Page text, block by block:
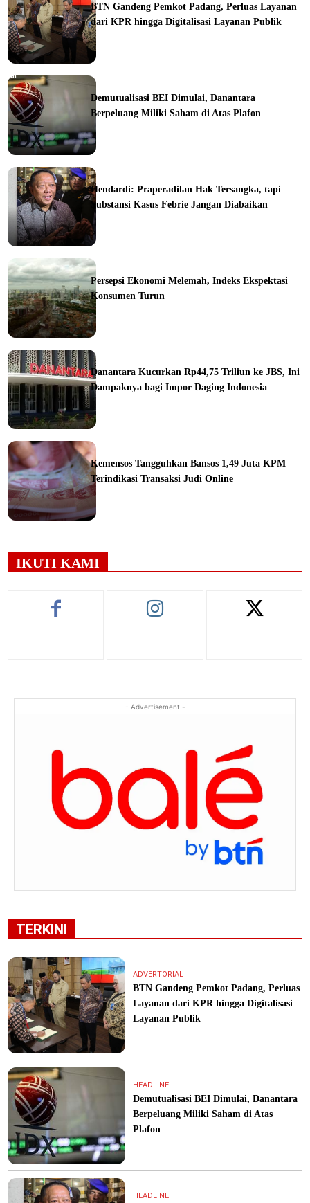
BTN Gandeng Pemkot Padang, Perluas Layanan
dari KPR hingga Digitalisasi Layanan Publik
Demutualisasi BEI Dimulai, Danantara
Berpeluang Miliki Saham di Atas Plafon
Hendardi: Praperadilan Hak Tersangka, tapi
Substansi Kasus Febrie Jangan Diabaikan
Persepsi Ekonomi Melemah, Indeks Ekspektasi
Konsumen Turun
Danantara Kucurkan Rp44,75 Triliun ke JBS, Ini
Dampaknya bagi Impor Daging Indonesia
Kemensos Tangguhkan Bansos 1,49 Juta KPM
Terindikasi Transaksi Judi Online
IKUTI KAMI
- Advertisement -
TERKINI
ADVERTORIAL
BTN Gandeng Pemkot Padang, Perluas
Layanan dari KPR hingga Digitalisasi
Layanan Publik
HEADLINE
Demutualisasi BEI Dimulai, Danantara
Berpeluang Miliki Saham di Atas
Plafon
HEADLINE